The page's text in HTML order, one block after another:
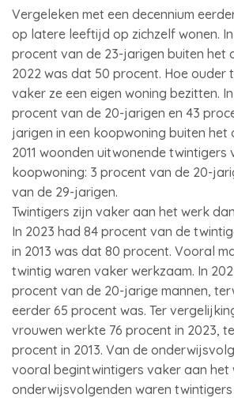
Vergeleken met een decennium
op latere leeftijd op zichzelf wonen. In
procent van de 23-jarigen buiten het
2022 was dat 50 procent. Hoe ouder
vaker ze een eigen woning bezitten.
procent van de 20-jarigen en 43
jarigen in een koopwoning buiten het
2011 woonden uitwonende twintigers
koopwoning: 3 procent van de 20-
van de 29-jarigen.
Twintigers zijn vaker aan het werk
In 2023 had 84 procent van de
in 2013 was dat 80 procent. Vooral
twintig waren vaker werkzaam. In
procent van de 20-jarige mannen,
eerder 65 procent was. Ter
vrouwen werkte 76 procent in 2023,
procent in 2013. Van de
vooral begintwintigers vaker aan het
onderwijsvolgenden waren